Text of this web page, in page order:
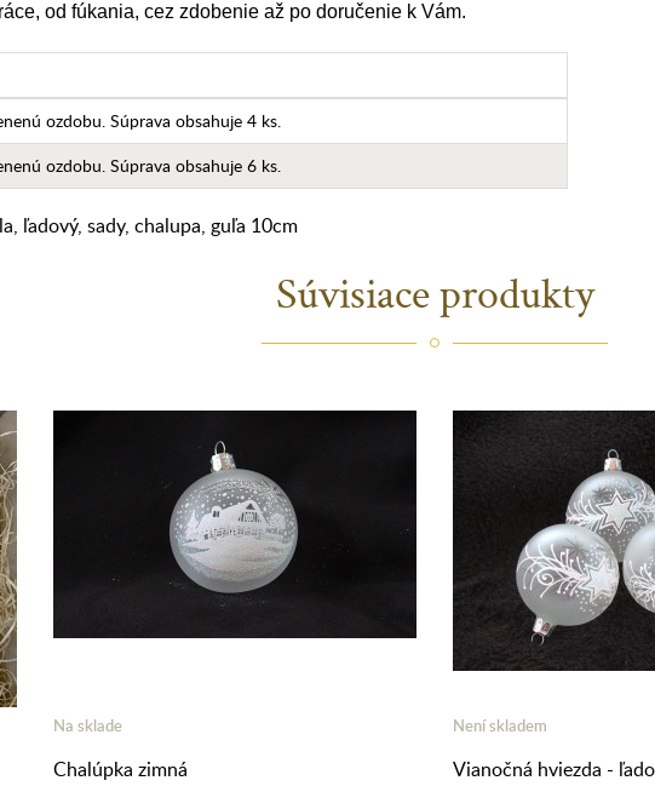
od fúkania, cez zdobenie až po doručenie k Vám.
ozdobu. Súprava obsahuje 4 ks.
ozdobu. Súprava obsahuje 6 ks.
, ľadový, sady, chalupa, guľa 10cm
Súvisiace produkty
Na sklade
Chalúpka zimná
Není skladem
Vianočná hviezda -